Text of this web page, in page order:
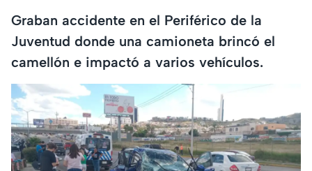
Graban accidente en el Periférico de la
Juventud donde una camioneta brincó el
camellón e impactó a varios vehículos.